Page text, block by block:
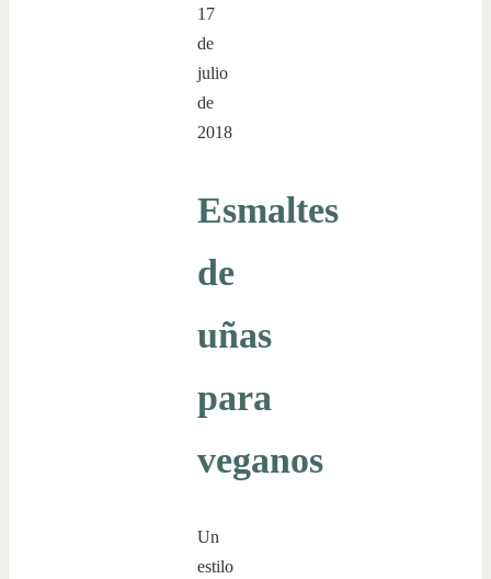
17
de
julio
de
2018
Esmaltes
de
uñas
para
veganos
Un
estilo